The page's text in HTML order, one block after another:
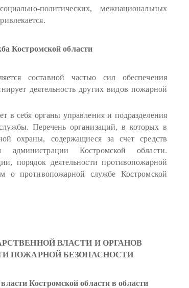
политических, межнациональных
Костромской области
составной частью сил обеспечения
деятельность других видов пожарной
в себя органы управления и подразделения
Перечень организаций, в которых в
охраны, содержащиеся за счет средств
администрации Костромской области.
порядок деятельности противопожарной
о противопожарной службе Костромской
ВЛАСТИ И ОРГАНОВ
ПОЖАРНОЙ БЕЗОПАСНОСТИ
Костромской области в области